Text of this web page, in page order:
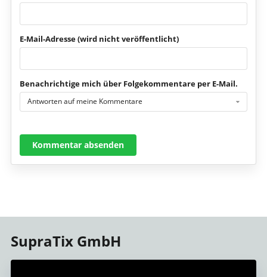
E-Mail-Adresse (wird nicht veröffentlicht)
Benachrichtige mich über Folgekommentare per E-Mail.
Antworten auf meine Kommentare
Kommentar absenden
SupraTix GmbH